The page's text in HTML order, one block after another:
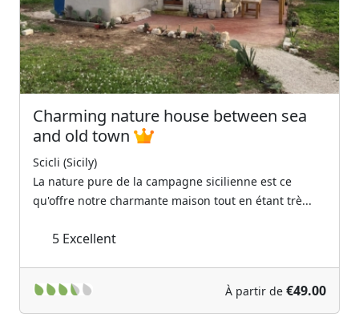
Charming nature house between sea
and old town
Scicli (Sicily)
La nature pure de la campagne sicilienne est ce
qu'offre notre charmante maison tout en étant trè...
5 Excellent
À partir de €49.00